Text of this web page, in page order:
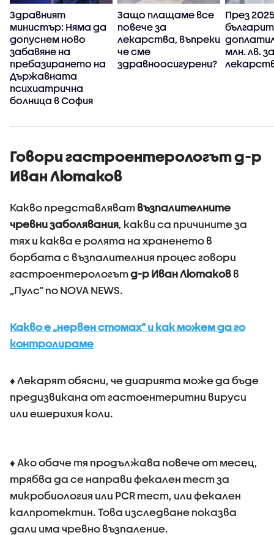
Здравният
министър: Няма да
допуснем ново
забавяне на
пребазирането на
Държавната
психиатрична
болница в София
Защо плащаме все
повече за
лекарства, въпреки
че сме
здравноосигурени?
През
млн. лв. за
Говори гастроентерологът д-р
Иван Лютаков
Какво представляват възпалителните
чревни заболявания, какви са причините за
тях и каква е ролята на храненето в
борбата с възпалителния процес говори
гастроентерологътд-р Иван Лютаков в
„Пулс” по NOVA NEWS.
Какво е „нервен стомах“ и как можем да го
контролираме
♦ Лекарят обясни, че диарията може да бъде
предизвикана от гастоентеритни вируси
или ешерихия коли.
♦ Ако обаче тя продължава повече от месец,
трябва да се направи фекален тест за
микробиология или PCR тест, или фекален
калпротектин. Това изследване показва
дали има чревно възпаление.